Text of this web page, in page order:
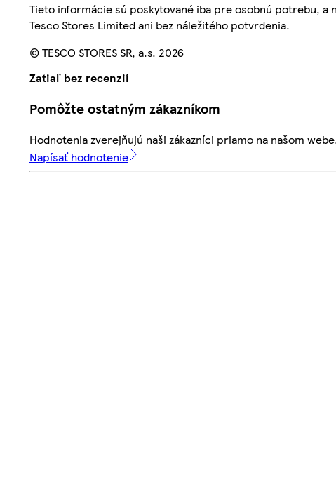
Tieto informácie sú poskytované iba pre osobnú potrebu, a
Tesco Stores Limited ani bez náležitého potvrdenia.
© TESCO STORES SR, a.s. 2026
Zatiaľ bez recenzií
Pomôžte ostatným zákazníkom
Hodnotenia zverejňujú naši zákazníci priamo na našom
Napísať hodnotenie